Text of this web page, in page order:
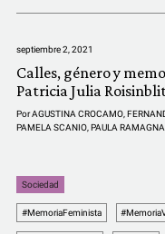
septiembre 2, 2021
Calles, género y
Patricia Julia
PorAGUSTINA CROCAMO
PAMELA SCANIO PAULA
Sociedad
#MemoriaFeminista